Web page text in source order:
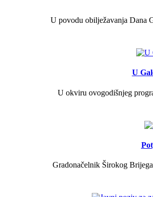
U povodu obilježavanja Dana
U
U okviru ovogodišnjeg
Gradonačelnik Širokog